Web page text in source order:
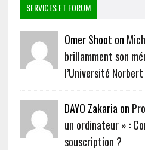
SERVICES ET FORUM
Omer Shoot on
brillamment son
l’Université
DAYO Zakaria on
un ordinateur » :
souscription ?